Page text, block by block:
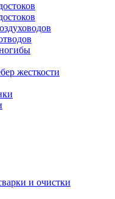
жесткости
и очистки